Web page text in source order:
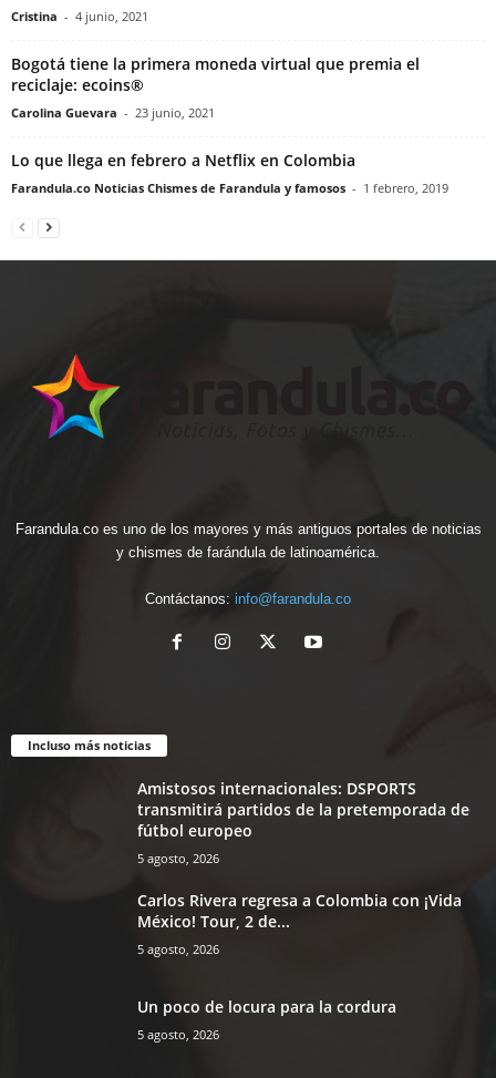
Cristina - 4 junio, 2021
Bogotá tiene la primera moneda virtual que premia el
reciclaje: ecoins®
Carolina Guevara - 23 junio, 2021
Lo que llega en febrero a Netflix en Colombia
Farandula.co Noticias Chismes de Farandula y famosos - 1 febrero, 2019
Farandula.co es uno de los mayores y más antiguos portales de noticias
y chismes de farándula de latinoamérica.
Contáctanos: info@farandula.co
Incluso más noticias
Amistosos internacionales: DSPORTS
transmitirá partidos de la pretemporada de
fútbol europeo
5 agosto, 2026
Carlos Rivera regresa a Colombia con ¡Vida
México! Tour, 2 de...
5 agosto, 2026
Un poco de locura para la cordura
5 agosto, 2026